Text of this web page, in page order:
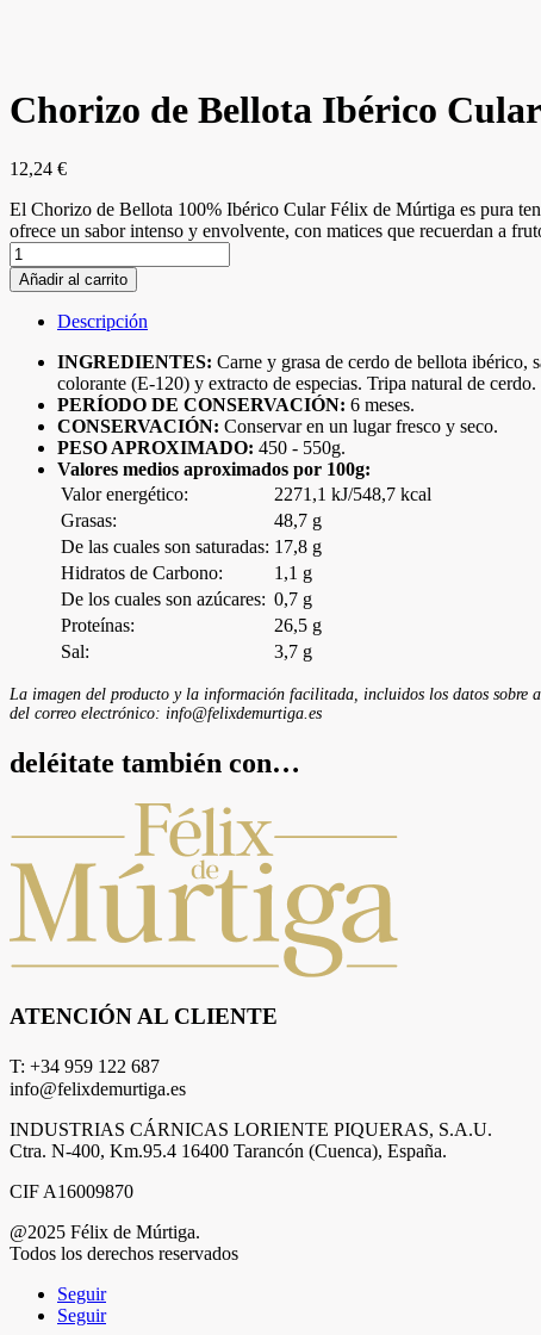
Chorizo de Bellota Ibérico Cular
12,24 €
El Chorizo de Bellota 100% Ibérico Cular Félix de Múrtiga es pura
ofrece un sabor intenso y envolvente, con matices que recuerdan a
Chorizo
de
Bellota
Ibérico
cantidad
Añadir al carrito
Descripción
INGREDIENTES: Carne y grasa de cerdo de bellota ibérico,
colorante (E-120) y extracto de especias. Tripa natural de
PERÍODO DE CONSERVACIÓN: 6 meses.
CONSERVACIÓN: Conservar en un lugar fresco y seco.
PESO APROXIMADO: 450 - 550g.
Valores medios aproximados por 100g:
Valor energético:
2271,1 kJ/548,7 kcal
Grasas:
48,7 g
De las cuales son saturadas: 17,8 g
Hidratos de Carbono:
1,1 g
De los cuales son azúcares: 0,7 g
Proteínas:
26,5 g
Sal:
3,7 g
La imagen del producto y la información facilitada, incluidos los datos sobre
del correo electrónico: info@felixdemurtiga.es
deléitate también con…
ATENCIÓN AL CLIENTE
T: +34 959 122 687
info@felixdemurtiga.es
INDUSTRIAS CÁRNICAS LORIENTE PIQUERAS, S.A.U.
Ctra. N-400, Km.95.4 16400 Tarancón (Cuenca), España.
CIF A16009870
@2025 Félix de Múrtiga.
Todos los derechos reservados
Seguir
Seguir